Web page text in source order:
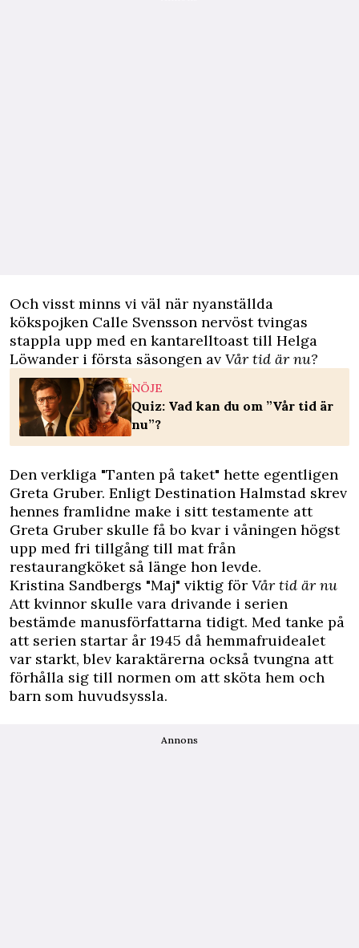
Och visst minns vi väl när nyanställda
kökspojken Calle Svensson nervöst tvingas
stappla upp med en kantarelltoast till Helga
Löwander i första säsongen av Vår tid är nu?
NÖJE
Quiz: Vad kan du om ”Vår tid är
nu”?
Den verkliga "Tanten på taket" hette egentligen
Greta Gruber. EnligtDestination Halmstad skrev
hennes framlidne make i sitt testamente att
Greta Gruber skulle få bo kvar i våningen högst
upp med fri tillgång till mat från
restaurangköket så länge hon levde.
Kristina Sandbergs "Maj" viktig för Vår tid är nu
Att kvinnor skulle vara drivande i serien
bestämde manusförfattarna tidigt. Med tanke på
att serien startar år 1945 då hemmafruidealet
var starkt, blev karaktärerna också tvungna att
förhålla sig till normen om att sköta hem och
barn som huvudsyssla.
Annons